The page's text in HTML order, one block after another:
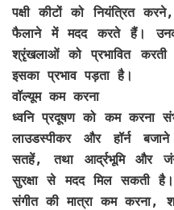
पक्षी कीटों को नियंत्रित
फैलाने में मदद करते हैं।
श्रृंखलाओं को प्रभावित
इसका प्रभाव पड़ता है।
वॉल्यूम कम करना
ध्वनि प्रदूषण को कम करना
लाउडस्पीकर और हॉर्न
सतहें, तथा आर्द्रभूमि और
सुरक्षा से मदद मिल सकती
संगीत की मात्रा कम करना,